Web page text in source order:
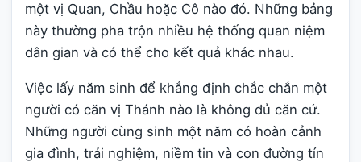
một vị Quan, Chầu hoặc Cô nào đó. Những bảng
này thường pha trộn nhiều hệ thống quan niệm
dân gian và có thể cho kết quả khác nhau.
Việc lấy năm sinh để khẳng định chắc chắn một
người có căn vị Thánh nào là không đủ căn cứ.
Những người cùng sinh một năm có hoàn cảnh
gia đình, trải nghiệm, niềm tin và con đường tín